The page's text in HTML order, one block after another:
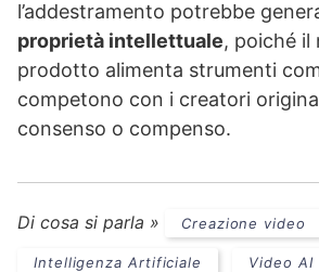
l’addestramento potrebbe
proprietà intellettuale, poiché il
prodotto alimenta strumenti
competono con i creatori
consenso o compenso.
Di cosa si parla » Creazione video
Intelligenza Artificiale Video AI